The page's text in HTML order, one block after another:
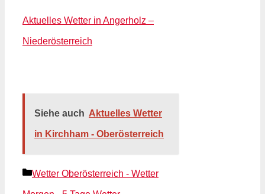
Aktuelles Wetter in Angerholz –
Niederösterreich
Siehe auch Aktuelles Wetter
in Kirchham - Oberösterreich
Kategorien
Wetter Oberösterreich - Wetter